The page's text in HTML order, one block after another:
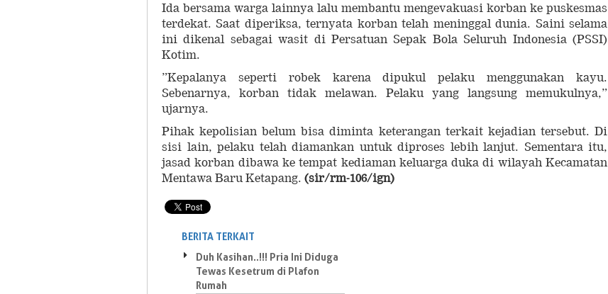
Ida bersama warga lainnya lalu membantu mengevakuasi korban ke puskesmas
terdekat. Saat diperiksa, ternyata korban telah meninggal dunia. Saini selama
ini dikenal sebagai wasit di Persatuan Sepak Bola Seluruh Indonesia (PSSI)
Kotim.
”Kepalanya seperti robek karena dipukul pelaku menggunakan kayu.
Sebenarnya, korban tidak melawan. Pelaku yang langsung memukulnya,”
ujarnya.
Pihak kepolisian belum bisa diminta keterangan terkait kejadian tersebut. Di
sisi lain, pelaku telah diamankan untuk diproses lebih lanjut. Sementara itu,
jasad korban dibawa ke tempat kediaman keluarga duka di wilayah Kecamatan
Mentawa Baru Ketapang. (sir/rm-106/ign)
BERITA TERKAIT
Duh Kasihan..!!! Pria Ini Diduga
Tewas Kesetrum di Plafon
Rumah